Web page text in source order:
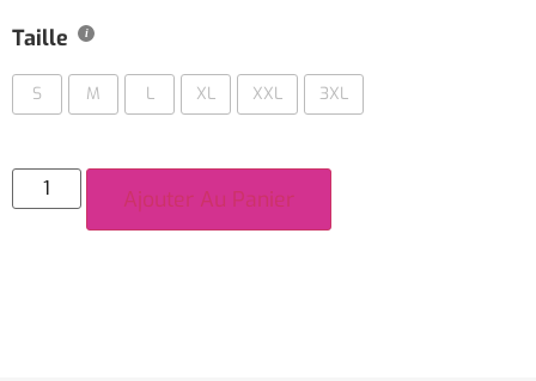
Taille
S M L XL XXL 3XL
Ajouter Au Panier